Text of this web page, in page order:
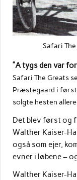
Safari
”A tygs den var
Safari The Greats
Præstegaard i
solgte hesten
Det blev først og
Walther Kaiser-
også som ejer,
evner i løbene –
Walther Kaiser-